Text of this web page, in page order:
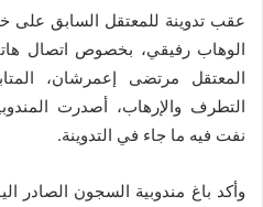
الوهاب رفيقي، بخصوص اتصال
المعتقل مرتضى إعمرشان،
التطرف والإرهاب، أصدرت
نفت فيه ما جاء في التدوينة.